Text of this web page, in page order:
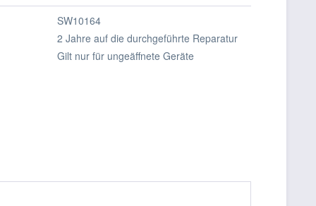
SW10164
2 Jahre auf die durchgeführte Reparatur
Gilt nur für ungeäffnete Geräte